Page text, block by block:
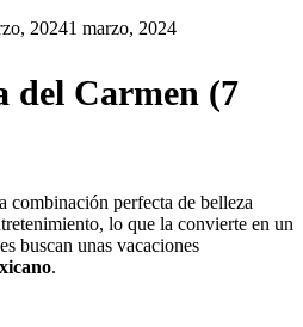
20241 marzo, 2024
del Carmen (7
combinación perfecta de belleza
lo que la convierte en un
buscan unas vacaciones
.